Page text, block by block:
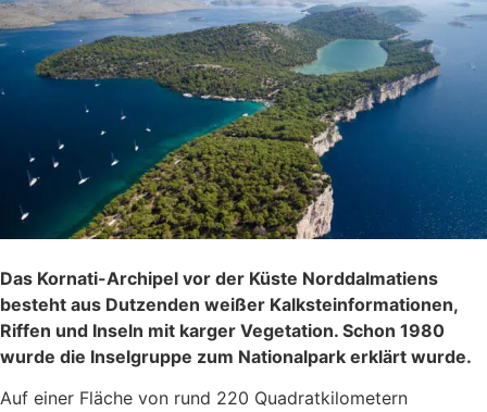
Das Kornati-Archipel vor der Küste Norddalmatiens
besteht aus Dutzenden weißer Kalksteinformationen,
Riffen und Inseln mit karger Vegetation. Schon 1980
wurde die Inselgruppe zum Nationalpark erklärt wurde.
Auf einer Fläche von rund 220 Quadratkilometern